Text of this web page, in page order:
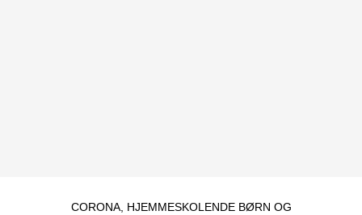
CORONA, HJEMMESKOLENDE BØRN OG